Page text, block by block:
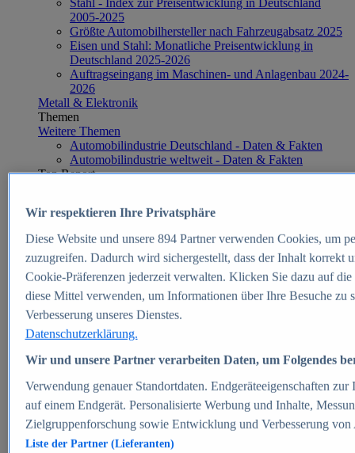
2005-2025
Größte Automobilhersteller nach Fahrzeugabsatz 2025
Eisen und Stahl: Monatliche Preisentwicklung in
Deutschland 2025-2026
Auftragseingang im Maschinen- und Anlagenbau 2024-
2026
Metall & Elektronik
Themen
Weitere Themen
Automobilindustrie Deutschland - Daten & Fakten
Automobilindustrie weltweit - Daten & Fakten
Top Report
Zum Report
E-commerce
Beliebte Statistiken
Aktuelle Statistiken
E-Commerce - Entwicklung des Umsatzes in
Deutschland 1999-2025
Umsatz von Amazon in Deutschland und weltweit
2010-2025
B2C-E-Commerce: Top-50 Online Shops in
Deutschland 2024
Marktanteile von Online-Zahlungsverfahren in
Deutschland 2024
Umsatzstarke Warengruppen im Online-Handel in
Deutschland 2023-2025
Wir respektieren Ihre Privatsphäre
Diese Website und unsere 894Partner verwenden Cookies, um
zuzugreifen. Dadurch wird sichergestellt, dass der Inhalt korrekt
Cookie-Präferenzen jederzeit verwalten. Klicken Sie dazu auf
diese Mittel verwenden, um Informationen über Ihre Besuche
Verbesserung unseres Dienstes.
Datenschutzerklärung.
Wir und unsere Partner verarbeiten Daten, um Folgendes
Verwendung genauer Standortdaten. Endgeräteeigenschaften
auf einem Endgerät. Personalisierte Werbung und Inhalte,
Zielgruppenforschung sowie Entwicklung und Verbesserung von
Liste der Partner (Lieferanten)